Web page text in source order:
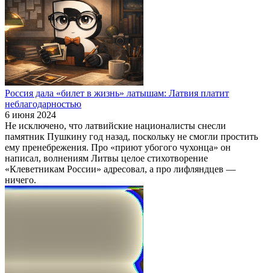
Россия дала «билет в жизнь» латышам: Латвия платит
неблагодарностью
6 июня 2024
Не исключено, что латвийские националисты снесли
памятник Пушкину год назад, поскольку не смогли простить
ему пренебрежения. Про «приют убогого чухонца» он
написал, волнениям Литвы целое стихотворение
«Клеветникам России» адресовал, а про лифляндцев —
ничего.